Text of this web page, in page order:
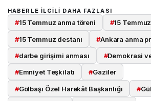
HABERLE ILGILI DAHA FAZLASI
#15 Temmuz anma töreni #15
#15 Temmuz destanı #Ankara anma
#darbe girişimi anması #Demokrasi
#Emniyet Teşkilatı #Gaziler
#Gölbaşı Özel Harekât Başkanlığı #